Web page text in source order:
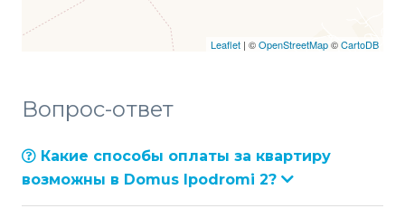
Leaflet | ©OpenStreetMap©CartoDB
Вопрос-ответ
Какие способы оплаты за квартиру
возможны в Domus Ipodromi 2?